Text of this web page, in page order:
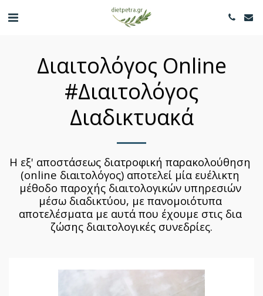
Διαιτολόγος Online
#Διαιτολόγος
Διαδικτυακά
Η εξ' αποστάσεως διατροφική παρακολούθηση
(online διαιτολόγος) αποτελεί μία ευέλικτη
μέθοδο παροχής διαιτολογικών υπηρεσιών
μέσω διαδικτύου, με πανομοιότυπα
αποτελέσματα με αυτά που έχουμε στις δια
ζώσης διαιτολογικές συνεδρίες.